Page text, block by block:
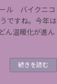
ル バイクニコ
ですね。今年は
ん温暖化が進ん
続きを読む